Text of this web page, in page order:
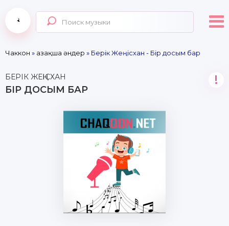
Чаккон » Қазақша әндер » Берік Жеңісхан - Бір досым бар
БЕРІК ЖЕҢІСХАН
БІР ДОСЫМ БАР
!